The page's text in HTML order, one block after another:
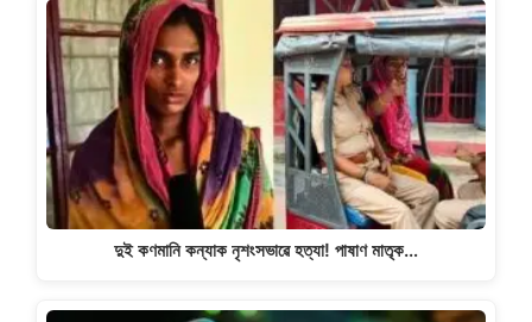
দুই কণমানি কন্যাক নৃশংসভাৱে হত্যা! পাষাণ মাতৃক…